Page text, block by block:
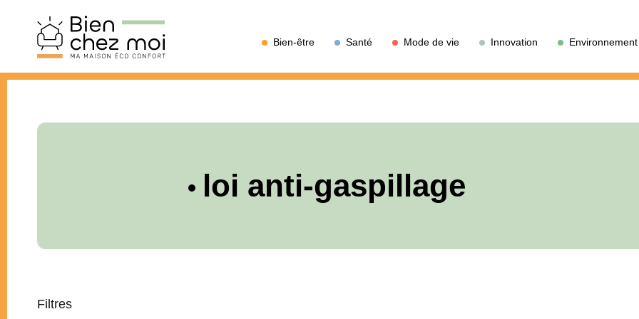
Bien-être Santé Mode de vie Innovation Environnement
loi anti-gaspillage
Filtres